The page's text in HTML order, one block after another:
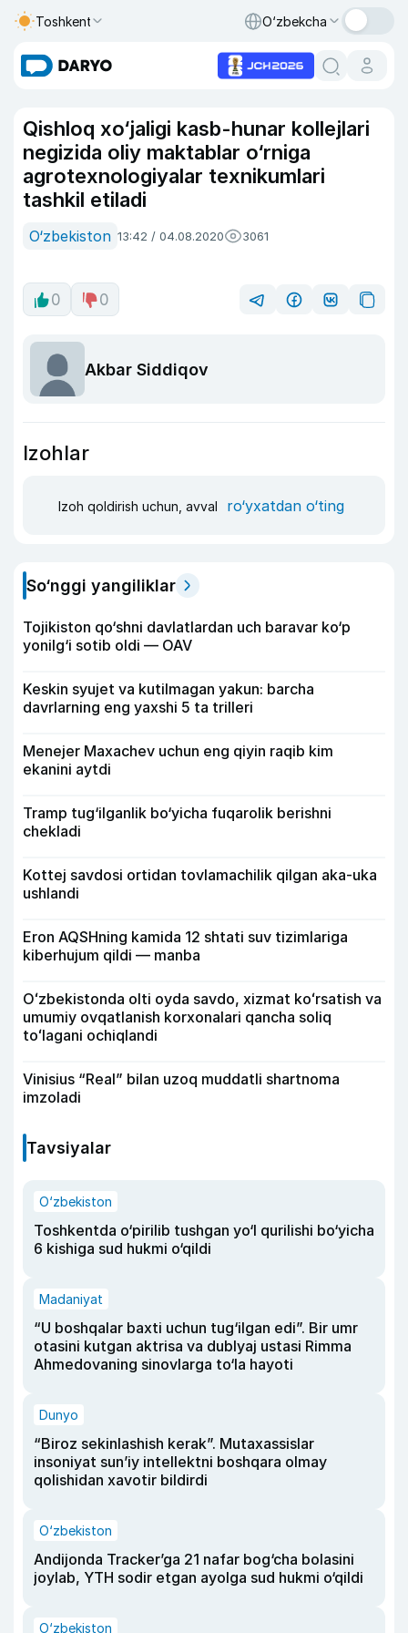
Toshkent O‘zbekcha
Qishloq xo‘jaligi kasb-hunar kollejlari
negizida oliy maktablar o‘rniga
agrotexnologiyalar texnikumlari
tashkil etiladi
O‘zbekiston 13:42 / 04.08.2020 3061
0 0
Akbar Siddiqov
Izohlar
Izoh qoldirish uchun, avval ro‘yxatdan o‘ting
So‘nggi yangiliklar
Tojikiston qo‘shni davlatlardan uch baravar ko‘p
yonilg‘i sotib oldi — OAV
Keskin syujet va kutilmagan yakun: barcha
davrlarning eng yaxshi 5 ta trilleri
Menejer Maxachev uchun eng qiyin raqib kim
ekanini aytdi
Tramp tug‘ilganlik bo‘yicha fuqarolik berishni
chekladi
Kottej savdosi ortidan tovlamachilik qilgan aka-uka
ushlandi
Eron AQSHning kamida 12 shtati suv tizimlariga
kiberhujum qildi — manba
Oʻzbekistonda olti oyda savdo, xizmat koʻrsatish va
umumiy ovqatlanish korxonalari qancha soliq
toʻlagani ochiqlandi
Vinisius “Real” bilan uzoq muddatli shartnoma
imzoladi
Tavsiyalar
O‘zbekiston
Toshkentda o‘pirilib tushgan yo‘l qurilishi bo‘yicha
6 kishiga sud hukmi o‘qildi
Madaniyat
“U boshqalar baxti uchun tug‘ilgan edi”. Bir umr
otasini kutgan aktrisa va dublyaj ustasi Rimma
Ahmedovaning sinovlarga to‘la hayoti
Dunyo
“Biroz sekinlashish kerak”. Mutaxassislar
insoniyat sun’iy intellektni boshqara olmay
qolishidan xavotir bildirdi
O‘zbekiston
Andijonda Tracker’ga 21 nafar bog‘cha bolasini
joylab, YTH sodir etgan ayolga sud hukmi o‘qildi
O‘zbekiston